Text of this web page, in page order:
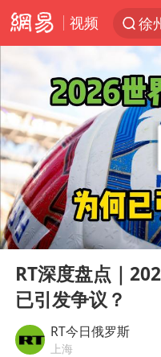
视频
贾
路
部
小
Play
00:00
RT深度盘点｜
已引发争议？
RT今日俄罗斯
上海